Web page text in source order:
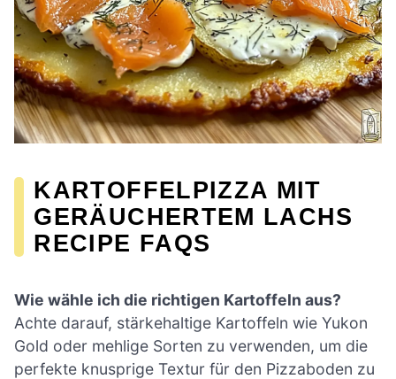
KARTOFFELPIZZA MIT
GERÄUCHERTEM LACHS
RECIPE FAQS
Wie wähle ich die richtigen Kartoffeln aus?
Achte darauf, stärkehaltige Kartoffeln wie Yukon
Gold oder mehlige Sorten zu verwenden, um die
perfekte knusprige Textur für den Pizzaboden zu